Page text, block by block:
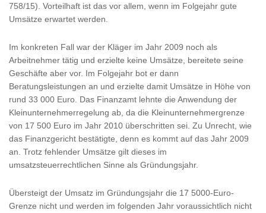
758/15). Vorteilhaft ist das vor allem, wenn im Folgejahr gute
Umsätze erwartet werden.
Im konkreten Fall war der Kläger im Jahr 2009 noch als
Arbeitnehmer tätig und erzielte keine Umsätze, bereitete seine
Geschäfte aber vor. Im Folgejahr bot er dann
Beratungsleistungen an und erzielte damit Umsätze in Höhe von
rund 33 000 Euro. Das Finanzamt lehnte die Anwendung der
Kleinunternehmerregelung ab, da die Kleinunternehmergrenze
von 17 500 Euro im Jahr 2010 überschritten sei. Zu Unrecht, wie
das Finanzgericht bestätigte, denn es kommt auf das Jahr 2009
an. Trotz fehlender Umsätze gilt dieses im
umsatzsteuerrechtlichen Sinne als Gründungsjahr.
Übersteigt der Umsatz im Gründungsjahr die 17 5000-Euro-
Grenze nicht und werden im folgenden Jahr voraussichtlich nicht